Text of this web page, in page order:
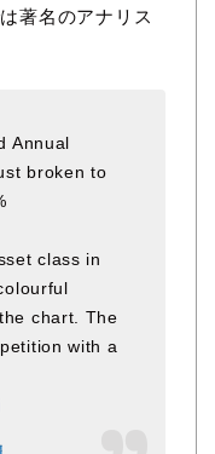
著名のアナリス
Annual
broken to
class in
chart. The
with a